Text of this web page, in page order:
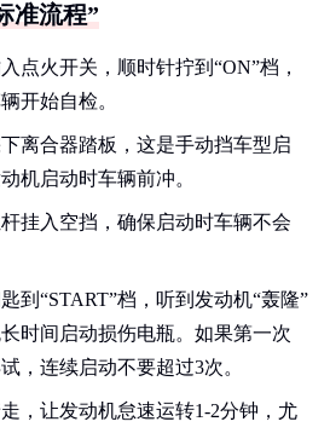
准流程”
点火开关，顺时针拧到“ON”档，
开始自检。
下离合器踏板，这是手动挡车型启
机启动时车辆前冲。
杆挂入空挡，确保启动时车辆不会
到“START”档，听到发动机“轰隆”
时间启动损伤电瓶。如果第一次
，连续启动不要超过3次。
走，让发动机怠速运转1-2分钟，尤